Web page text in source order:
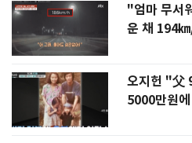
"엄마 무서
운 채 194
오지헌 "父
5000만원